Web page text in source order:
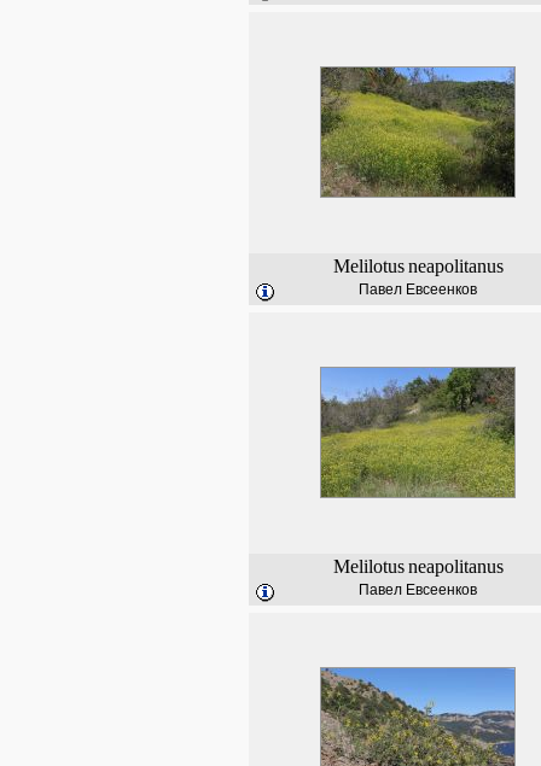
Melilotus neapolitanus
Павел Евсеенков
Melilotus neapolitanus
Павел Евсеенков